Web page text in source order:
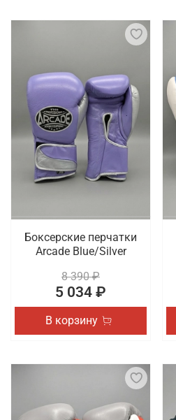
Боксерские перчатки
Arcade Blue/Silver
8 390 ₽
5 034 ₽
В корзину